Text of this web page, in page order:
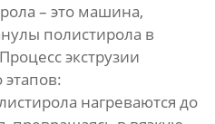
– это машина,
полистирола в
экструзии
этапов:
нагреваются до